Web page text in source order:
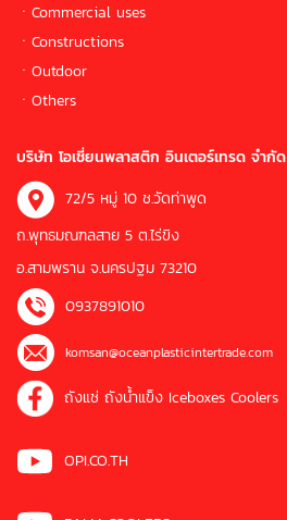
ㆍCommercial uses
ㆍConstructions
ㆍOutdoor
ㆍOthers
บริษัท โอเชี่ยนพลาสติก อินเตอร์เทรด จำกัด
72/5 หมู่ 10 ช.วัดท่าพูด
ถ.พุทธมณฑลสาย 5 ต.ไร่ขิง
อ.สามพราน จ.นครปฐม 73210
0937891010
komsan@oceanplasticintertrade.com
ถังแช่ ถังน้ำแข็ง Iceboxes Coolers
OPI.CO.TH